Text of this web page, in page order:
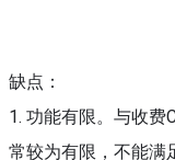
缺点：
1. 功能有限。与收费
常较为有限，不能满